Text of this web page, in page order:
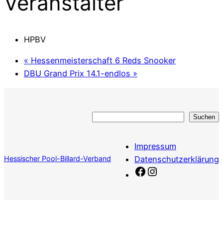
HPBV
« Hessenmeisterschaft 6 Reds Snooker
DBU Grand Prix 14.1-endlos »
Suchen
Hessischer Pool-Billard-Verband
Impressum
Datenschutzerklärung
Facebook
Instagram